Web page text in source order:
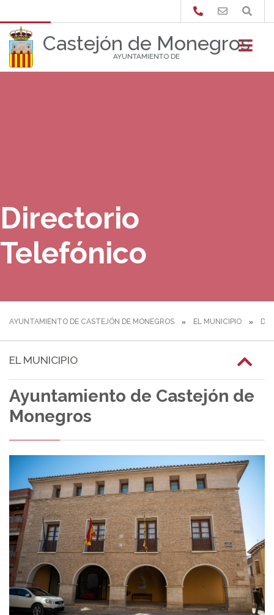
Castejón de Monegros
AYUNTAMIENTO DE
Buscar
Directorio
Telefónico
AYUNTAMIENTO DE CASTEJÓN DE MONEGROS EL MUNICIPIO
EL MUNICIPIO
Ayuntamiento de Castejón de
Monegros